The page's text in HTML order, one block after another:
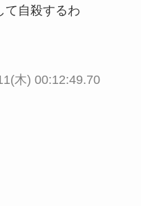
て自殺するわ
木) 00:12:49.70